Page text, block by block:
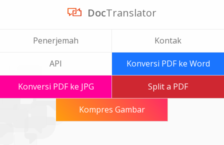
DocTranslator
Penerjemah Kontak
API Konversi PDF ke Word
Konversi PDF ke JPG Split a PDF
Kompres Gambar